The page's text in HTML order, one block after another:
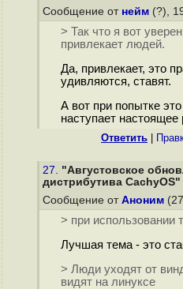
Сообщение от нейм (?),
> Так что я вот
привлекает людей.
Да, привлекает, это
удивляются, ставят.
А вот при попытке
наступает настоящее
Ответить
27. "Августовское
дистрибутива CachyOS"
Сообщение от Аноним
> при использовании
Лучшая тема - это
> Люди уходят от
видят на линуксе